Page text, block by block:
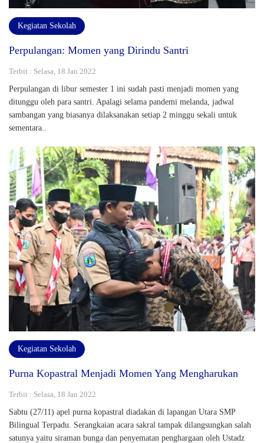
Kegiatan Sekolah
Perpulangan: Momen yang Dirindu Santri
Terbit : Selasa, 18 Jan 2022
Perpulangan di libur semester 1 ini sudah pasti menjadi momen yang
ditunggu oleh para santri. Apalagi selama pandemi melanda, jadwal
sambangan yang biasanya dilaksanakan setiap 2 minggu sekali untuk
sementara..
Kegiatan Sekolah
Purna Kopastral Menjadi Momen Yang Mengharukan
Terbit : Selasa, 18 Jan 2022
Sabtu (27/11) apel purna kopastral diadakan di lapangan Utara SMP
Bilingual Terpadu. Serangkaian acara sakral tampak dilangsungkan salah
satunya yaitu siraman bunga dan penyematan penghargaan oleh Ustadz